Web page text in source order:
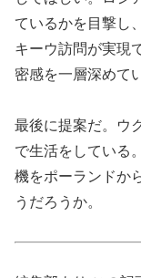
ているかを目撃し
キーウ訪問が実現
密感を一層深めて
最後に提案だ。ウ
で生活をしている
機をポーランドか
うだろうか。